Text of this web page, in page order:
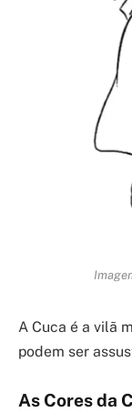
A Cuca é a vilã
podem ser
As Cores da